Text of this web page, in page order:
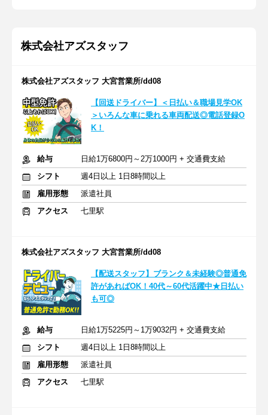
株式会社アズスタッフ
株式会社アズスタッフ 大宮営業所/dd08
【回送ドライバー】＜日払い＆職場見学OK
＞いろんな車に乗れる車両配送◎電話登録O
K！
給与
日給1万6800円～2万1000円 + 交通費支給
シフト
週4日以上 1日8時間以上
雇用形態
派遣社員
アクセス
七里駅
株式会社アズスタッフ 大宮営業所/dd08
【配送スタッフ】ブランク＆未経験◎普通免
許があればOK！40代～60代活躍中★日払い
も可◎
給与
日給1万5225円～1万9032円 + 交通費支給
シフト
週4日以上 1日8時間以上
雇用形態
派遣社員
アクセス
七里駅